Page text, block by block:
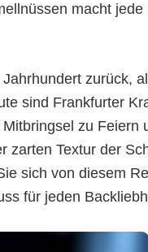
macht jede
zurück,
sind Frankfurter
zu Feiern
zarten Textur der
sich von diesem
für jeden